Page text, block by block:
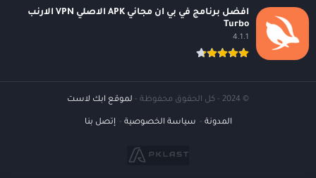
افضل برنامج في بي ان مجاني APK الاصلي VPN الارنب
Turbo
4.1.1
© 2024 - كل الحقوق محفوظة - لموقع ابك لاست
المدونة سياسة الخصوصية إتصل بنا